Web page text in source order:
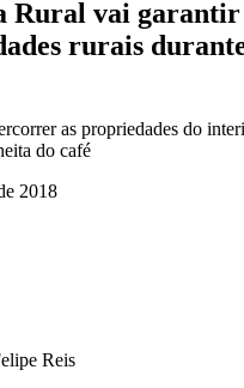
Rural vai garantir
rurais
as propriedades do
do café
2018
Reis